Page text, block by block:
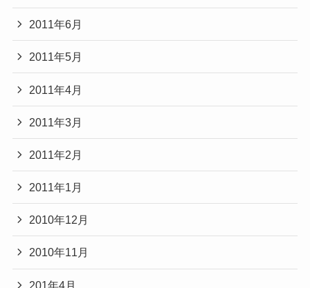
2011年6月
2011年5月
2011年4月
2011年3月
2011年2月
2011年1月
2010年12月
2010年11月
201年4月